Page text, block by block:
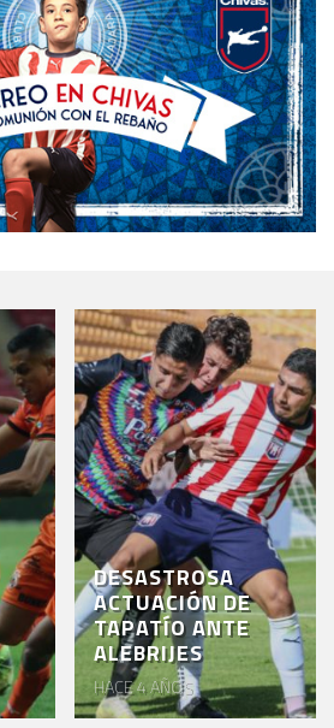
DESASTROSA
ACTUACIÓN DE
TAPATÍO ANTE
ALEBRIJES
HACE 4 AÑOS